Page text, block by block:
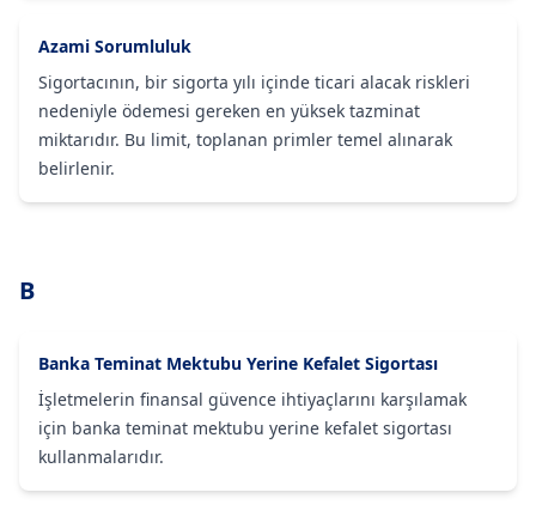
Azami Sorumluluk
Sigortacının, bir sigorta yılı içinde ticari alacak riskleri
nedeniyle ödemesi gereken en yüksek tazminat
miktarıdır. Bu limit, toplanan primler temel alınarak
belirlenir.
B
Banka Teminat Mektubu Yerine Kefalet Sigortası
İşletmelerin finansal güvence ihtiyaçlarını karşılamak
için banka teminat mektubu yerine kefalet sigortası
kullanmalarıdır.